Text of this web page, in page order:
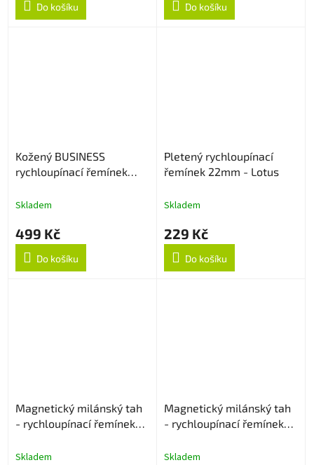
Do košíku Do košíku
Kožený BUSINESS
rychloupínací řemínek
Skladem
499 Kč
Do košíku
Pletený rychloupínací
řemínek 22mm - Lotus
Skladem
229 Kč
Do košíku
Magnetický milánský tah
- rychloupínací řemínek
Skladem
Magnetický milánský tah
- rychloupínací řemínek
Skladem